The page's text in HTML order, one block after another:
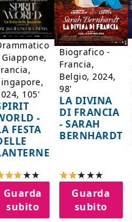
105'
-
FESTA
Guarda
subito
Biografico -
Francia,
Belgio, 2024,
98'
LA DIVINA
DI FRANCIA
- SARAH
BERNHARDT
Guarda
subito